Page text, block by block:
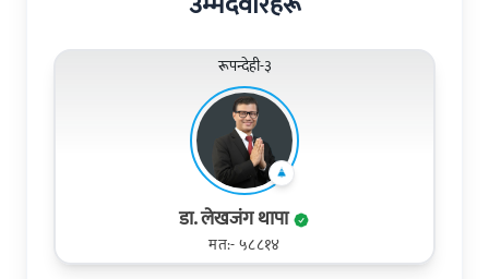
रूपन्देही-३
डा. लेखजंग थापा
मत:- ५८८१४